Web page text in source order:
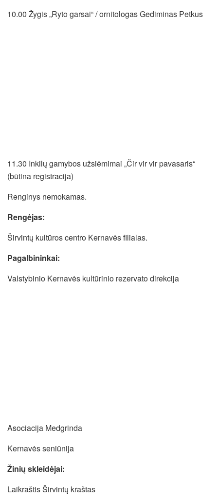
10.00 Žygis „Ryto garsai“ / ornitologas Gediminas Petkus
11.30 Inkilų gamybos užsiėmimai „Čir vir vir pavasaris“
(būtina registracija)
Renginys nemokamas.
Rengėjas:
Širvintų kultūros centro Kernavės filialas.
Pagalbininkai:
Valstybinio Kernavės kultūrinio rezervato direkcija
Asociacija Medgrinda
Kernavės seniūnija
Žinių skleidėjai:
Laikraštis Širvintų kraštas